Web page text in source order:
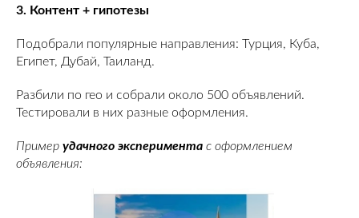
3. Контент + гипотезы
Подобрали популярные направления: Турция, Куба,
Египет, Дубай, Таиланд.
Разбили по гео и собрали около 500 объявлений.
Тестировали в них разные оформления.
Пример удачного эксперимента с оформлением
объявления: